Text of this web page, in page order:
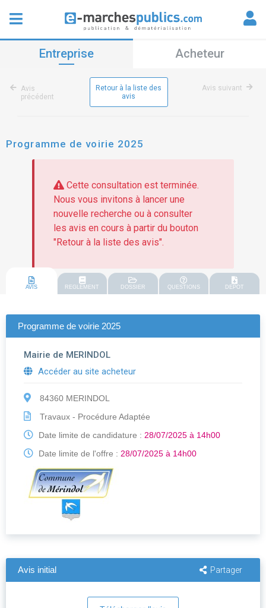
Entreprise Acheteur
Avis
précédent
Retour à la liste des
avis
Avis suivant
Programme de voirie 2025
Cette consultation est terminée.
Nous vous invitons à lancer une
nouvelle recherche ou à consulter
les avis en cours à partir du bouton
"Retour à la liste des avis".
AVIS REGLEMENT DOSSIER QUESTIONS DEPOT
Programme de voirie 2025
Mairie de MERINDOL
Accéder au site acheteur
84360 MERINDOL
Travaux - Procédure Adaptée
Date limite de candidature : 28/07/2025 à 14h00
Date limite de l'offre : 28/07/2025 à 14h00
Avis initial Partager